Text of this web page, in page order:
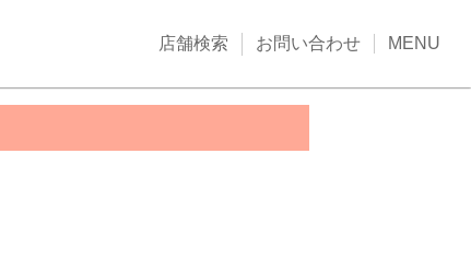
店舗検索 お問い合わせ MENU